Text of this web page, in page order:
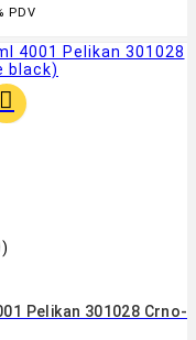
PDV

Pelikan 301028 Crno-